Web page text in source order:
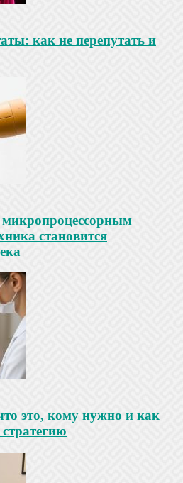
как не перепутать и
микропроцессорным
становится
это, кому нужно и как